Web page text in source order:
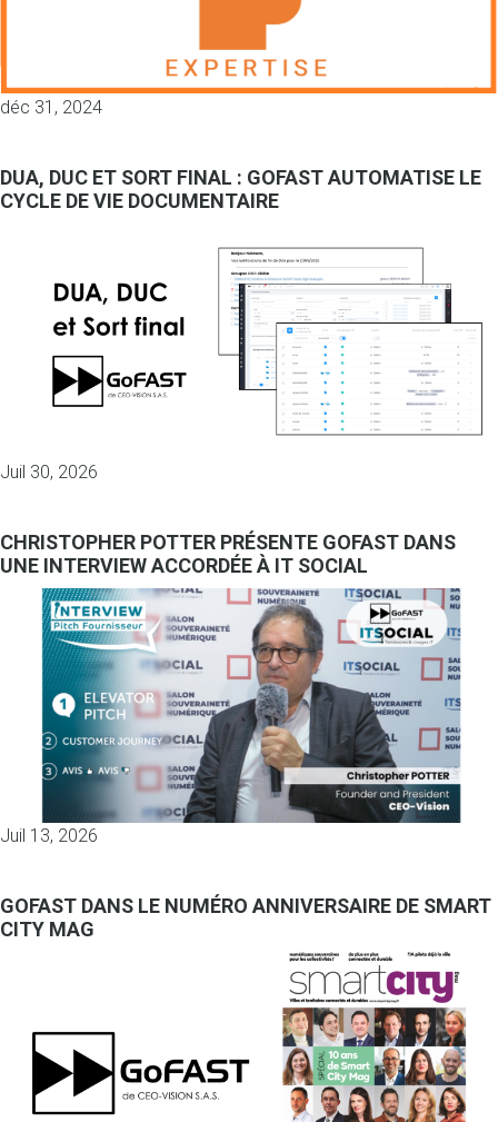
déc 31, 2024
DUA, DUC ET SORT FINAL : GOFAST AUTOMATISE LE
CYCLE DE VIE DOCUMENTAIRE
Juil 30, 2026
CHRISTOPHER POTTER PRÉSENTE GOFAST DANS
UNE INTERVIEW ACCORDÉE À IT SOCIAL
Juil 13, 2026
GOFAST DANS LE NUMÉRO ANNIVERSAIRE DE SMART
CITY MAG